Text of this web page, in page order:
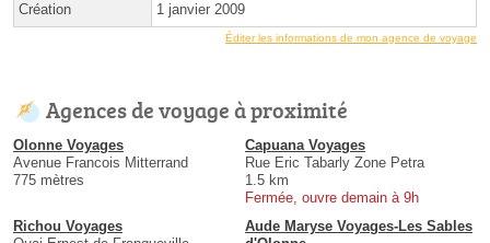
Création 1 janvier 2009
Éditer les informations de mon agence de voyage
Agences de voyage à proximité
Olonne Voyages
Avenue Francois Mitterrand
775 mètres
Capuana Voyages
Rue Eric Tabarly Zone Petra
1.5 km
Fermée, ouvre demain à 9h
Richou Voyages
Aude Maryse Voyages-Les Sables